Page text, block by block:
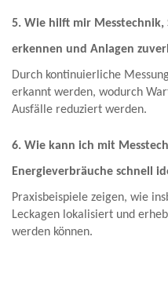
5. Wie hilft mir Messtechnik,
erkennen und Anlagen
Durch kontinuierliche
erkannt werden, wodurch
Ausfälle reduziert werden.
6. Wie kann ich mit
Energieverbräuche schnell
Praxisbeispiele zeigen, wie
Leckagen lokalisiert und
werden können.